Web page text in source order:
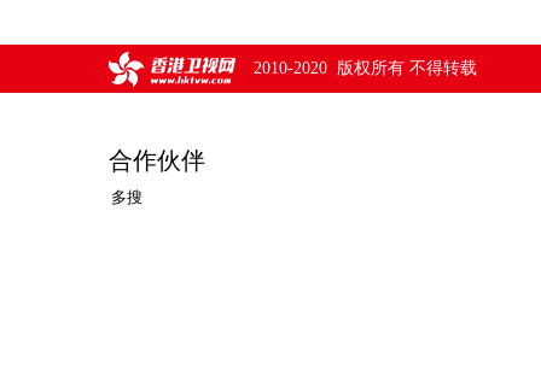
2010-2020 版权所有 不得转载
合作伙伴
多搜